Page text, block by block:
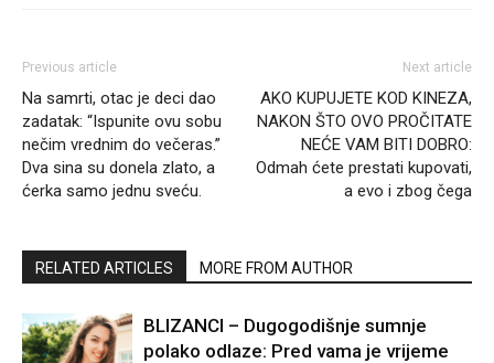
Previous article
Na samrti, otac je deci dao
zadatak: “Ispunite ovu sobu
nečim vrednim do večeras.”
Dva sina su donela zlato, a
ćerka samo jednu sveću.
Next article
AKO KUPUJETE KOD KINEZA,
NAKON ŠTO OVO PROČITATE
NEĆE VAM BITI DOBRO:
Odmah ćete prestati kupovati,
a evo i zbog čega
RELATED ARTICLES MORE FROM AUTHOR
BLIZANCI – Dugogodišnje sumnje
polako odlaze: Pred vama je vrijeme